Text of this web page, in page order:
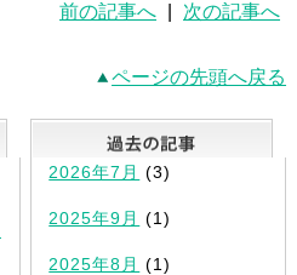
前の記事へ 次の記事へ
ページの先頭へ戻る
最新記事一覧
2026年7月 (3)
2025年9月 (1)
2025年8月 (1)